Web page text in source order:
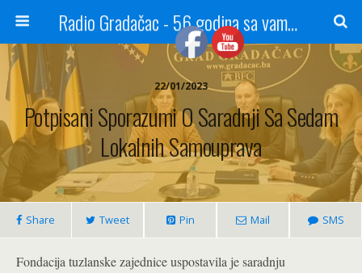
Radio Gradačac - 56 godina sa vama...
22/01/2023
Potpisani Sporazumi O Saradnji Sa Sedam
Lokalnih Samouprava
Share Tweet Pin Mail SMS
Fondacija tuzlanske zajednice uspostavila je saradnju